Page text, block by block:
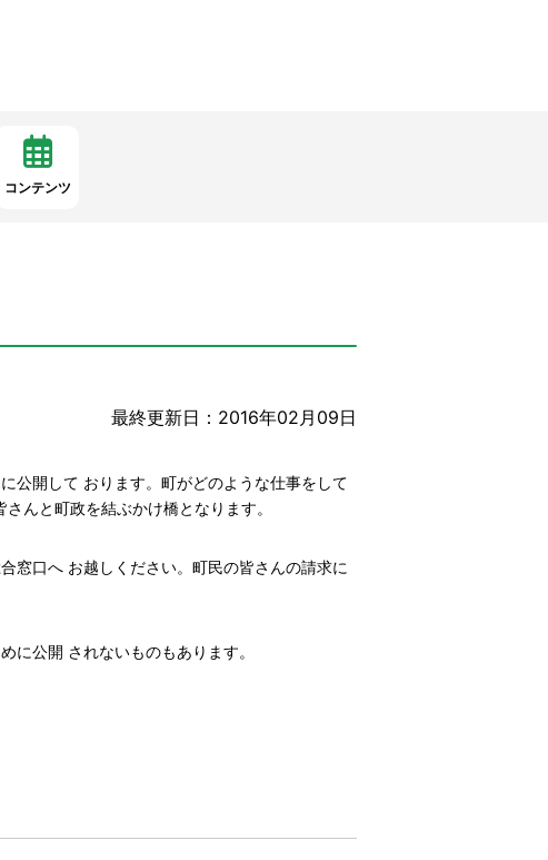
コンテンツ
最終更新日：2016年02月09日
公開して おります。町がどのような仕事をして
んと町政を結ぶかけ橋となります。
窓口へ お越しください。町民の皆さんの請求に
に公開 されないものもあります。